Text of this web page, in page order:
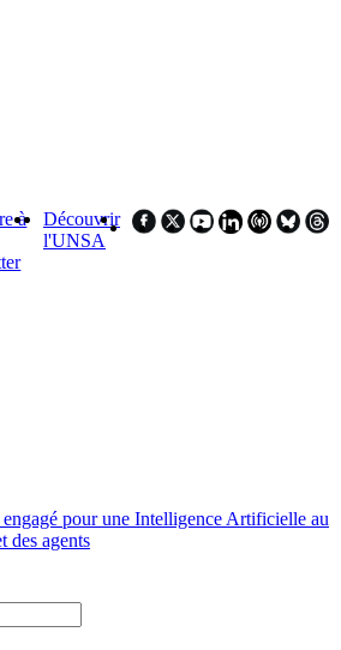
à
Découvrir
l'UNSA
pour une Intelligence Artificielle au
des agents